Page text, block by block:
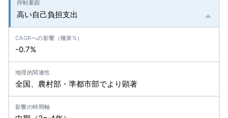
高い自己負担支出
-0.7%
全国、農村部・準都市部でより顕著